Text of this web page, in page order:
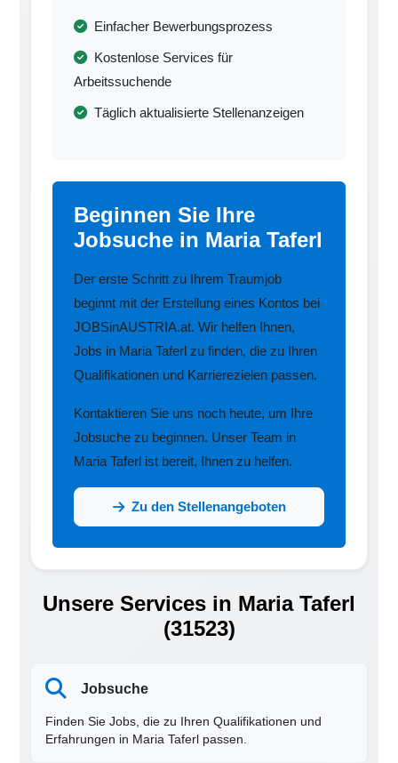
Einfacher Bewerbungsprozess
Kostenlose Services für
Arbeitssuchende
Täglich aktualisierte Stellenanzeigen
Beginnen Sie Ihre
Jobsuche in Maria Taferl
Der erste Schritt zu Ihrem Traumjob
beginnt mit der Erstellung eines Kontos bei
JOBSinAUSTRIA.at. Wir helfen Ihnen,
Jobs in Maria Taferl zu finden, die zu Ihren
Qualifikationen und Karrierezielen passen.
Kontaktieren Sie uns noch heute, um Ihre
Jobsuche zu beginnen. Unser Team in
Maria Taferl ist bereit, Ihnen zu helfen.
Zu den Stellenangeboten
Unsere Services in Maria Taferl
(31523)
Jobsuche
Finden Sie Jobs, die zu Ihren Qualifikationen und
Erfahrungen in Maria Taferl passen.